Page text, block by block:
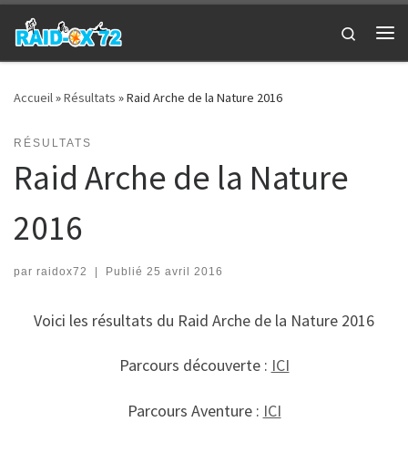
Passer au contenu
Search
Accueil»Résultats »Raid Arche de la Nature 2016
RÉSULTATS
Raid Arche de la Nature
2016
par raidox72 | Publié 25 avril 2016
Voici les résultats du Raid Arche de la Nature 2016
Parcours découverte : ICI
Parcours Aventure : ICI